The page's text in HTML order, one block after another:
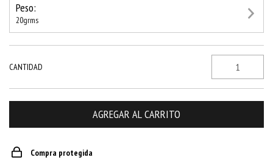
Peso:
20grms
CANTIDAD
Compra protegida